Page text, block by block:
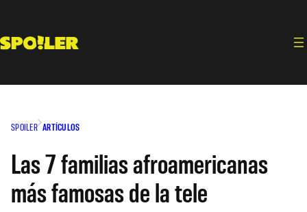
contenido
SPOILER ARTÍCULOS
Las 7 familias afroamericanas
más famosas de la tele